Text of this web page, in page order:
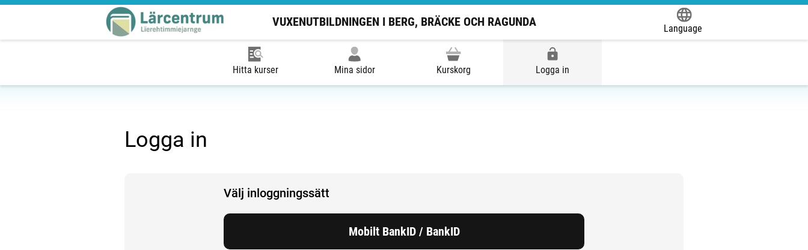
VUXENUTBILDNINGEN I BERG, BRÄCKE OCH RAGUNDA
Language
Hitta kurser Mina sidor Kurskorg Logga in
Logga in
Välj inloggningssätt
Mobilt BankID / BankID